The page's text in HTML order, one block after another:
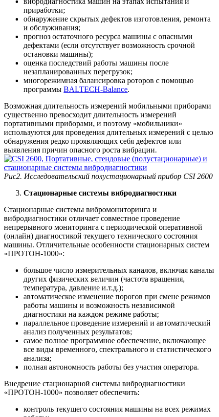
приработки;
обнаружение скрытых дефектов изготовления, ремонта
и обслуживания;
прогноз остаточного ресурса машины с опасными
дефектами (если отсутствует возможность срочной
остановки машины);
оценка последствий работы машины после
незапланированных перегрузок;
многорежимная балансировка роторов с помощью
программы BALTECH-Balance.
Возможная длительность измерений мобильными приборами
существенно превосходит длительность измерений
портативными приборами, и поэтому «мобильники»
используются для проведения длительных измерений с целью
обнаружения редко проявляющих себя дефектов или
выявления причин опасного роста вибрации.
Рис2. Исследовательский полустационарный прибор CSI 2600
Стационарные системы вибродиагностики
Стационарные системы вибромониторинга и
вибродиагностики отличает совместное проведение
непрерывного мониторинга с периодической оперативной
(онлайн) диагностикой текущего технического состояния
машины. Отличительные особенности стационарных систем
«ПРОТОН-1000»:
большое число измерительных каналов, включая каналы
других физических величин (частота вращения,
температура, давление и.т.д.);
автоматическое изменение порогов при смене режимов
работы машины и возможность независимой
диагностики на каждом режиме работы;
параллельное проведение измерений и автоматический
анализ полученных результатов;
самое полное программное обеспечение, включающее
все виды временного, спектрального и статистического
анализа;
полная автономность работы без участия оператора.
Внедрение стационарной системы вибродиагностики
«ПРОТОН-1000» позволяет обеспечить:
контроль текущего состояния машины на всех режимах